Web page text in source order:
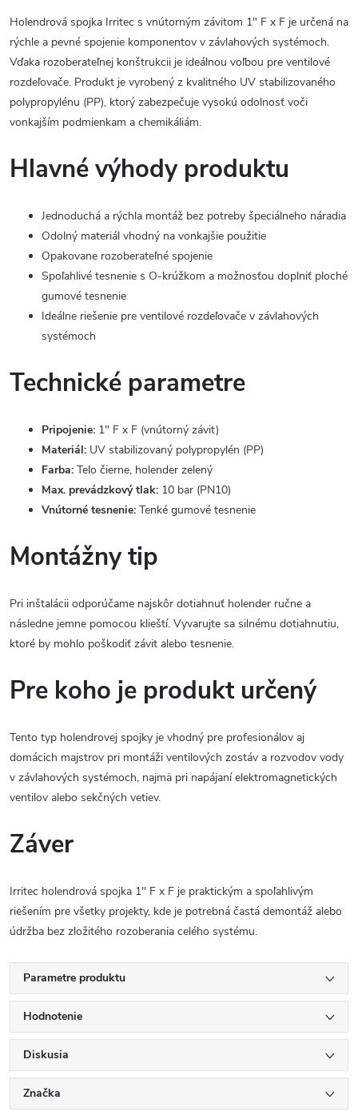
Holendrová spojka Irritec s vnútorným závitom 1" F x F je určená na
rýchle a pevné spojenie komponentov v závlahových systémoch.
Vďaka rozoberateľnej konštrukcii je ideálnou voľbou pre ventilové
rozdeľovače. Produkt je vyrobený z kvalitného UV stabilizovaného
polypropylénu (PP), ktorý zabezpečuje vysokú odolnosť voči
vonkajším podmienkam a chemikáliám.
Hlavné výhody produktu
Jednoduchá a rýchla montáž bez potreby špeciálneho náradia
Odolný materiál vhodný na vonkajšie použitie
Opakovane rozoberateľné spojenie
Spoľahlivé tesnenie s O-krúžkom a možnosťou doplniť ploché
gumové tesnenie
Ideálne riešenie pre ventilové rozdeľovače v závlahových
systémoch
Technické parametre
Pripojenie: 1" F x F (vnútorný závit)
Materiál: UV stabilizovaný polypropylén (PP)
Farba: Telo čierne, holender zelený
Max. prevádzkový tlak: 10 bar (PN10)
Vnútorné tesnenie: Tenké gumové tesnenie
Montážny tip
Pri inštalácii odporúčame najskôr dotiahnuť holender ručne a
následne jemne pomocou klieští. Vyvarujte sa silnému dotiahnutiu,
ktoré by mohlo poškodiť závit alebo tesnenie.
Pre koho je produkt určený
Tento typ holendrovej spojky je vhodný pre profesionálov aj
domácich majstrov pri montáži ventilových zostáv a rozvodov vody
v závlahových systémoch, najmä pri napájaní elektromagnetických
ventilov alebo sekčných vetiev.
Záver
Irritec holendrová spojka 1" F x F je praktickým a spoľahlivým
riešením pre všetky projekty, kde je potrebná častá demontáž alebo
údržba bez zložitého rozoberania celého systému.
Parametre produktu
Hodnotenie
Diskusia
Značka